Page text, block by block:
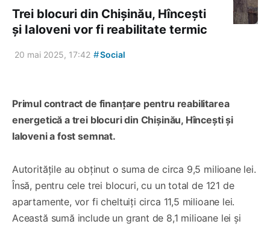
Trei blocuri din Chișinău, Hîncești
și Ialoveni vor fi reabilitate termic
20 mai 2025, 17:42 #Social
Primul contract de finanțare pentru reabilitarea
energetică a trei blocuri din Chișinău, Hîncești și
Ialoveni a fost semnat.
Autoritățile au obținut o suma de circa 9,5 milioane lei.
Însă, pentru cele trei blocuri, cu un total de 121 de
apartamente, vor fi cheltuiți circa 11,5 milioane lei.
Această sumă include un grant de 8,1 milioane lei și